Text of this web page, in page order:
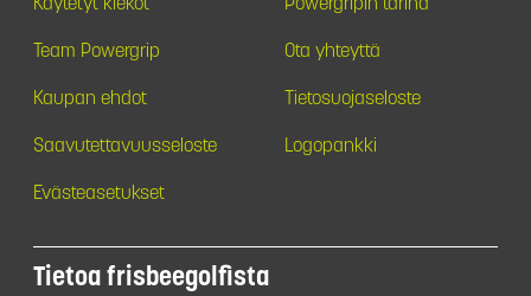
Käytetyt kiekot Powergripin tarina
Team Powergrip Ota yhteyttä
Kaupan ehdot Tietosuojaseloste
Saavutettavuusseloste Logopankki
Evästeasetukset
Tietoa frisbeegolfista